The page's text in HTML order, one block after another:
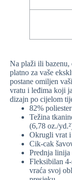
Na plaži ili bazenu,
platno za vaše
postane omiljen
vratu i leđima koji
dizajn po cijelom
82%
Težina
(6,78 oz./
Okrugli vrat
Cik-cak
Prednja linija
Fleksibilan
vraća svoj